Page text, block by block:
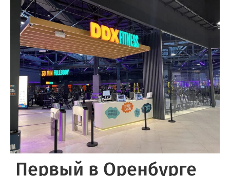
Первый в Оренбурге